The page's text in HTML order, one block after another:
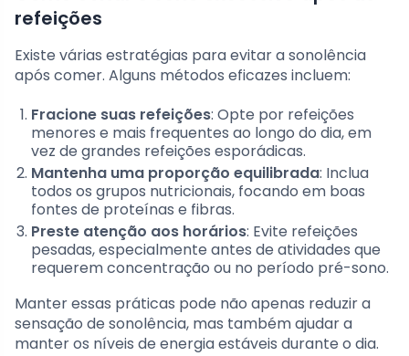
refeições
Existe várias estratégias para evitar a sonolência
após comer. Alguns métodos eficazes incluem:
Fracione suas refeições: Opte por refeições
menores e mais frequentes ao longo do dia, em
vez de grandes refeições esporádicas.
Mantenha uma proporção equilibrada: Inclua
todos os grupos nutricionais, focando em boas
fontes de proteínas e fibras.
Preste atenção aos horários: Evite refeições
pesadas, especialmente antes de atividades que
requerem concentração ou no período pré-sono.
Manter essas práticas pode não apenas reduzir a
sensação de sonolência, mas também ajudar a
manter os níveis de energia estáveis durante o dia.